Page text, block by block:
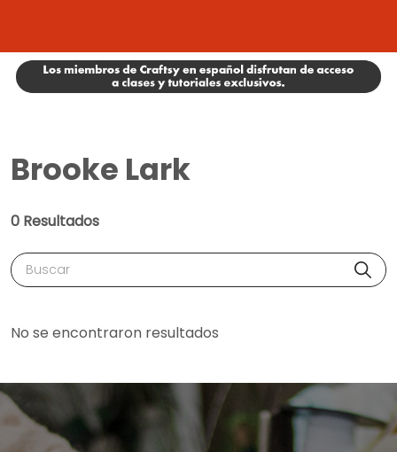
Brooke Lark
0 Resultados
Buscar
No se encontraron resultados